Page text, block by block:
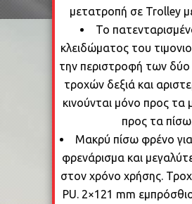
μετατροπή σε Trolley
Το
κλειδώματος του
την περιστροφή των
τροχών δεξιά και
κινούνται μόνο προς τα
προς τα
Μακρύ πίσω φρένο
φρενάρισμα και
στον χρόνο χρήσης.
PU. 2×121 mm